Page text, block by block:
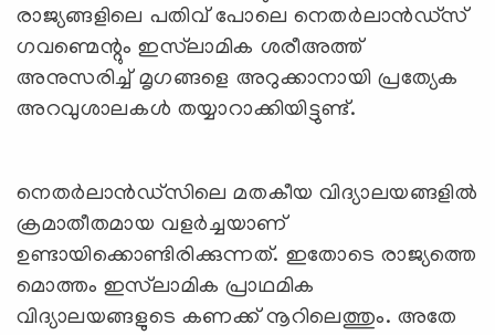
രാജ്യങ്ങളിലെ പതിവ് പോലെ നെതർലാൻഡ്‌സ്
ഗവണ്മെന്റും ഇസ്‍ലാമിക ശരീഅത്ത്
അനുസരിച്ച് മൃഗങ്ങളെ അറുക്കാനായി പ്രത്യേക
അറവുശാലകൾ തയ്യാറാക്കിയിട്ടുണ്ട്.
നെതർലാൻഡ്‌സിലെ മതകീയ വിദ്യാലയങ്ങളിൽ
ക്രമാതീതമായ വളർച്ചയാണ്
ഉണ്ടായിക്കൊണ്ടിരിക്കുന്നത്. ഇതോടെ രാജ്യത്തെ
മൊത്തം ഇസ്‍ലാമിക പ്രാഥമിക
വിദ്യാലയങ്ങളുടെ കണക്ക് നൂറിലെത്തും. അതേ